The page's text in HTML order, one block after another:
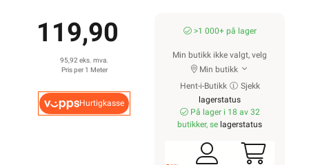
119,90
95,92 eks. mva.
Pris per 1 Meter
Hurtigkasse
>1 000+ på lager
Min butikk ikke valgt, velg
Min butikk
Hent-i-Butikk
Sjekk
lagerstatus
På lager i 18 av 32
butikker, se lagerstatus